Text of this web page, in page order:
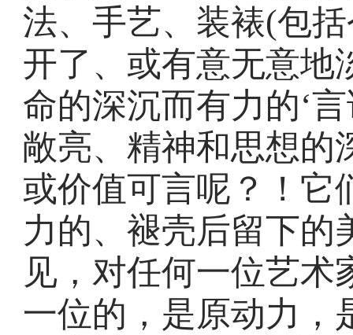
法、手艺、装裱(包
开了、或有意无意地
命的深沉而有力的‘
敞亮、精神和思想的
或价值可言呢？！它
力的、褪壳后留下的
见，对任何一位艺术
一位的，是原动力，